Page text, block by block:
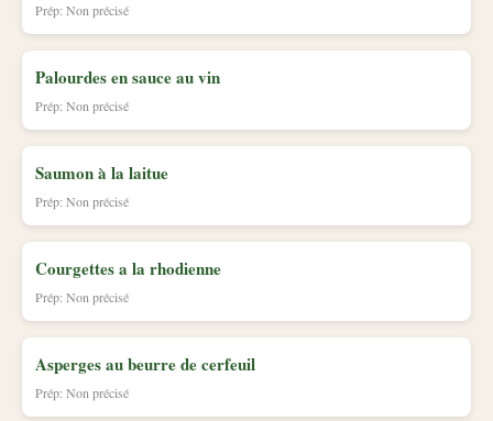
Prép: Non précisé
Palourdes en sauce au vin
Prép: Non précisé
Saumon à la laitue
Prép: Non précisé
Courgettes a la rhodienne
Prép: Non précisé
Asperges au beurre de cerfeuil
Prép: Non précisé